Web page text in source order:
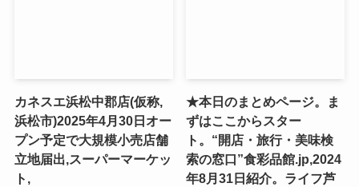
カネスエ浜松中郡店(仮称,
浜松市)2025年4月30日オー
プン予定で大規模小売店舗
立地届出,スーパーマーケッ
ト,
★本日のまとめページ。ま
ずはここからスター
ト。“開店・旅行・美味検
索の窓口”食彩品館.jp,2024
年8月31日紹介。ライフ芦